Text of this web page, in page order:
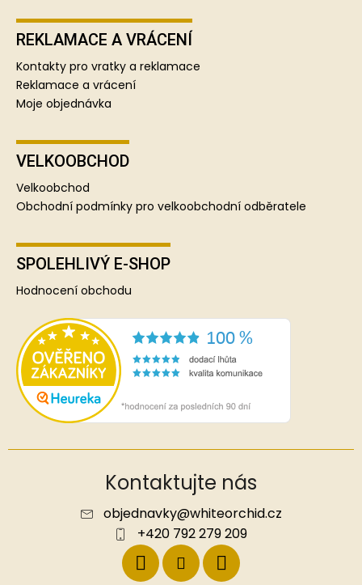
REKLAMACE A VRÁCENÍ
Kontakty pro vratky a reklamace
Reklamace a vrácení
Moje objednávka
VELKOOBCHOD
Velkoobchod
Obchodní podmínky pro velkoobchodní odběratele
SPOLEHLIVÝ E-SHOP
Hodnocení obchodu
Kontaktujte nás
objednavky@whiteorchid.cz
+420 792 279 209